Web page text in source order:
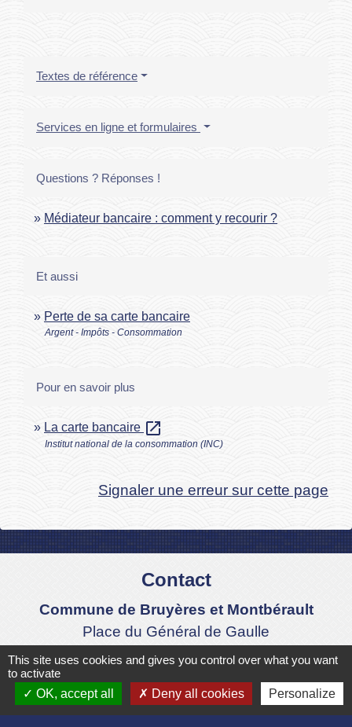
Textes de référence
Services en ligne et formulaires
Questions ? Réponses !
Médiateur bancaire : comment y recourir ?
Et aussi
Perte de sa carte bancaire
Argent - Impôts - Consommation
Pour en savoir plus
La carte bancaire open_in_new
Institut national de la consommation (INC)
Signaler une erreur sur cette page
Contact
Commune de Bruyères et Montbérault
Place du Général de Gaulle
02860 Bruyères-et-Montbérault - FRANCE
Formulaire de contact
This site uses cookies and gives you control over what you want
to activate
OK, accept all
Deny all cookies Personalize